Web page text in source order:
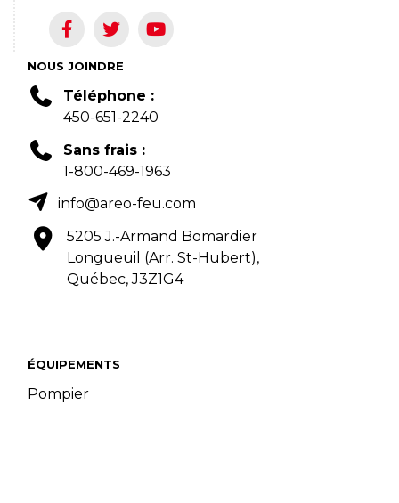
ÉQUIPEMENTS
Pompier
NOUS JOINDRE
Téléphone :
450-651-2240
Sans frais :
1-800-469-1963
info@areo-feu.com
5205 J.-Armand Bomardier
Longueuil (Arr. St-Hubert),
Québec, J3Z1G4